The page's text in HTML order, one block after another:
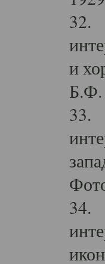
32.
и
Б.Ф.
33.
34.